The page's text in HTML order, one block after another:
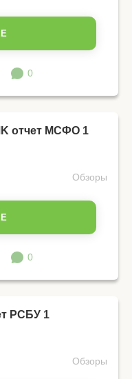
0
отчет МСФО 1
Обзоры
0
РСБУ 1
Обзоры